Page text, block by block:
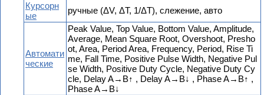
Курсорн
ые
ручные (ΔV, ΔT, 1/ΔT), слежение, авто
Автомати
ческие
Peak Value, Top Value, Bottom Value, Amplitude,
Average, Mean Square Root, Overshoot, Presho
ot, Area, Period Area, Frequency, Period, Rise Ti
me, Fall Time, Positive Pulse Width, Negative Pul
se Width, Positive Duty Cycle, Negative Duty Cy
cle, Delay A→B↑ , Delay A→B↓ , Phase A→B↑ ,
Phase A→B↓